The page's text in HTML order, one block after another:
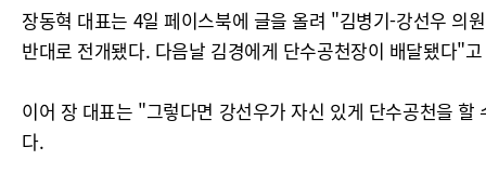
장동혁 대표는 4일 페이스북에 글을 올려 "김병기-강선우 의
반대로 전개됐다. 다음날 김경에게 단수공천장이 배달됐다"
이어 장 대표는 "그렇다면 강선우가 자신 있게 단수공천을
다.